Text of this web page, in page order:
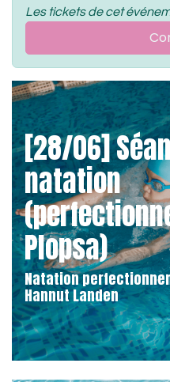
Les tickets de cet
[28/06]
natation
Plopsa)
Natation
Hannut Landen